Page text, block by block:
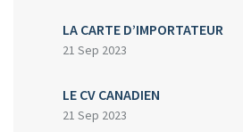
LA CARTE D’IMPORTATEUR
21 Sep 2023
LE CV CANADIEN
21 Sep 2023